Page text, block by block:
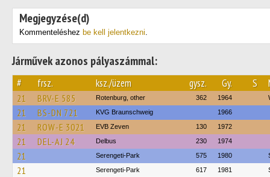
Megjegyzése(d)
Kommenteléshez be kell jelentkezni.
Járművek azonos pályaszámmal:
# frsz. ksz./üzem gysz. Gy. S
21 BRV-E 585 Rotenburg, other 362 1964
21 BS-DN 721 KVG Braunschweig 1966
21 ROW-E 3021 EVB Zeven 130 1972
21 DEL-AJ 24 Delbus 230 1974
21 Serengeti-Park 575 1980
21 Serengeti-Park 617 1981